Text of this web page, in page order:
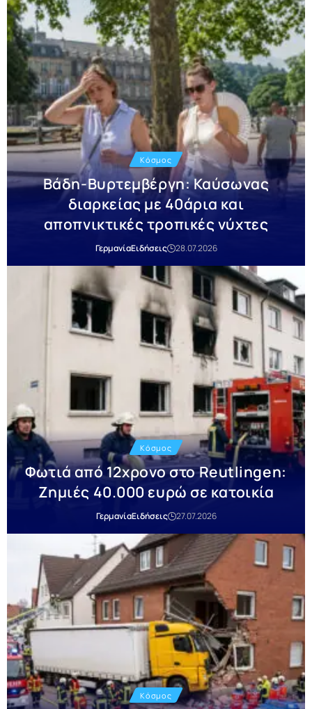
Κόσμος
Βάδη-Βυρτεμβέργη: Καύσωνας
διαρκείας με 40άρια και
αποπνικτικές τροπικές νύχτες
ΓερμανίαΕιδήσεις 28.07.2026
Κόσμος
Φωτιά από 12χρονο στο Reutlingen:
Ζημιές 40.000 ευρώ σε κατοικία
ΓερμανίαΕιδήσεις 27.07.2026
Κόσμος